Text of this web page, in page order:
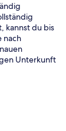
kannst du bis
nach
Unterkunft